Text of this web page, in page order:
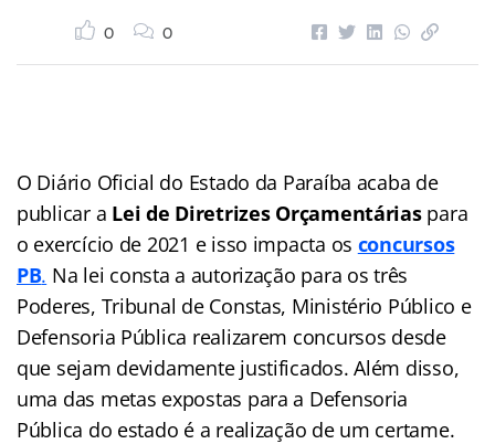
0 0
O Diário Oficial do Estado da Paraíba acaba de
publicar a Lei de Diretrizes Orçamentáriaspara
o exercício de 2021 e isso impacta os concursos
PB. Na lei consta a autorização para os três
Poderes, Tribunal de Constas, Ministério Público e
Defensoria Pública realizarem concursos desde
que sejam devidamente justificados. Além disso,
uma das metas expostas para a Defensoria
Pública do estado é a realização de um certame.